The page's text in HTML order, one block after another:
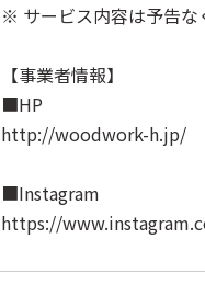
※ サービス内容は予告な
【事業者情報】
■HP
http://woodwork-h.jp/
■Instagram
https://